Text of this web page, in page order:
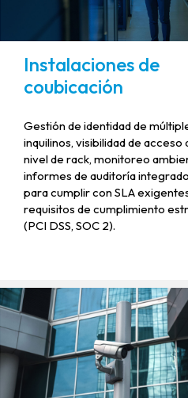
Instalaciones de
coubicación
Gestión de identidad de
inquilinos, visibilidad de acceso
nivel de rack, monitoreo
informes de auditoría
para cumplir con SLA
requisitos de cumplimiento
(PCI DSS, SOC 2).